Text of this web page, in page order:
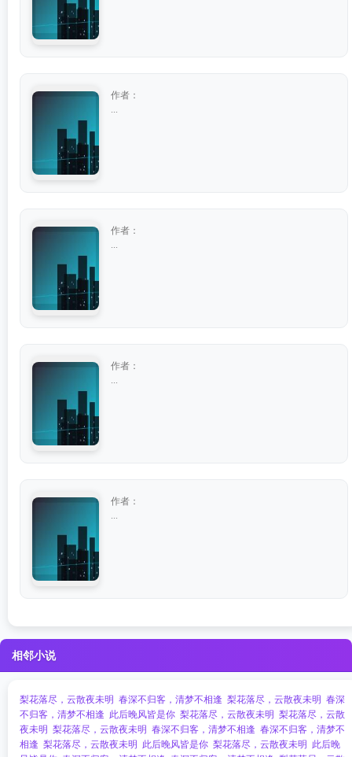
作者：
作者：
作者：
作者：
相邻小说
梨花落尽，云散夜未明 春深不归客，清梦不相逢 梨花落尽，云散夜未明 春深
不归客，清梦不相逢 此后晚风皆是你 梨花落尽，云散夜未明 梨花落尽，云散
夜未明 梨花落尽，云散夜未明 春深不归客，清梦不相逢 春深不归客，清梦不
相逢 梨花落尽，云散夜未明 此后晚风皆是你 梨花落尽，云散夜未明 此后晚